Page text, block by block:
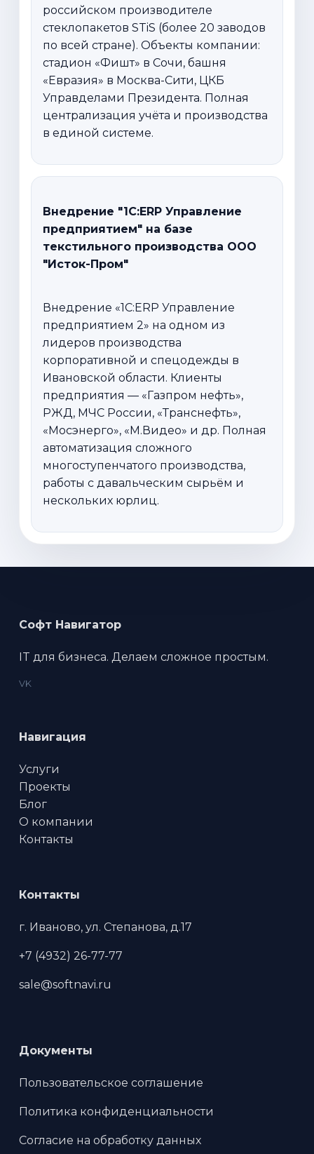
российском производителе
стеклопакетов STiS (более 20 заводов
по всей стране). Объекты компании:
стадион «Фишт» в Сочи, башня
«Евразия» в Москва-Сити, ЦКБ
Управделами Президента. Полная
централизация учёта и производства
в единой системе.
Внедрение "1С:ERP Управление
предприятием" на базе
текстильного производства ООО
"Исток-Пром"
Внедрение «1С:ERP Управление
предприятием 2» на одном из
лидеров производства
корпоративной и спецодежды в
Ивановской области. Клиенты
предприятия — «Газпром нефть»,
РЖД, МЧС России, «Транснефть»,
«Мосэнерго», «М.Видео» и др. Полная
автоматизация сложного
многоступенчатого производства,
работы с давальческим сырьём и
нескольких юрлиц.
Софт Навигатор
IT для бизнеса. Делаем сложное простым.
VK
Навигация
Услуги
Проекты
Блог
О компании
Контакты
Контакты
г. Иваново, ул. Степанова, д.17
+7 (4932) 26-77-77
sale@softnavi.ru
Документы
Пользовательское соглашение
Политика конфиденциальности
Согласие на обработку данных